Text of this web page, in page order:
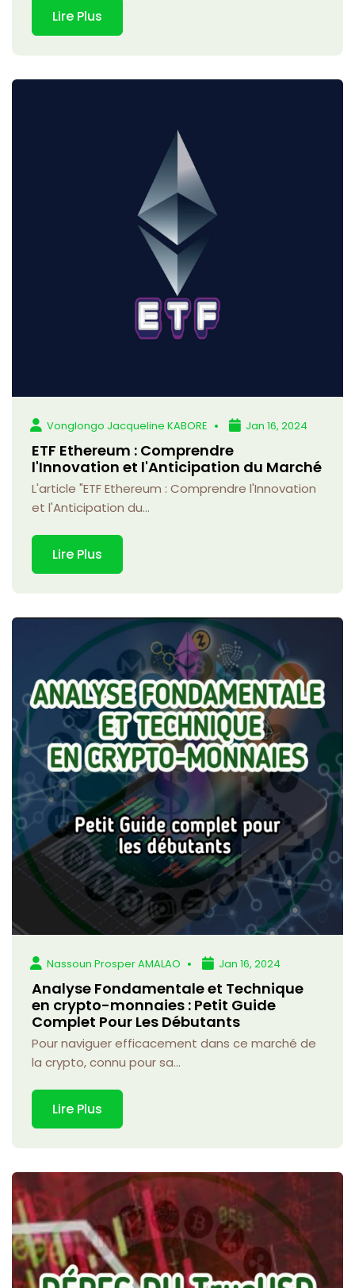
Lire Plus
Vonglongo Jacqueline KABORE Jan 16, 2024
ETF Ethereum : Comprendre
l'Innovation et l'Anticipation du Marché
L'article "ETF Ethereum : Comprendre l'Innovation
et l'Anticipation du...
Lire Plus
Nassoun Prosper AMALAO Jan 16, 2024
Analyse Fondamentale et Technique
en crypto-monnaies : Petit Guide
Complet Pour Les Débutants
Pour naviguer efficacement dans ce marché de
la crypto, connu pour sa...
Lire Plus